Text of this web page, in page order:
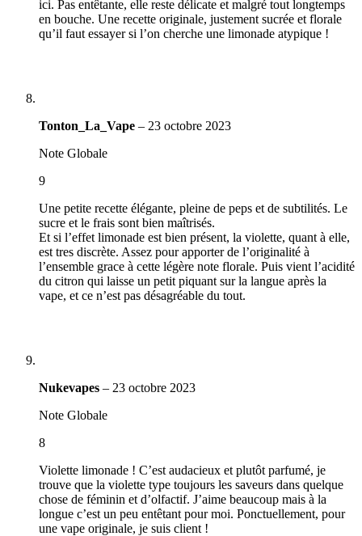
ici. Pas entêtante, elle reste délicate et malgré tout longtemps
en bouche. Une recette originale, justement sucrée et florale
qu’il faut essayer si l’on cherche une limonade atypique !
Tonton_La_Vape – 23 octobre 2023
Note Globale
9
Une petite recette élégante, pleine de peps et de subtilités. Le
sucre et le frais sont bien maîtrisés.
Et si l’effet limonade est bien présent, la violette, quant à elle,
est tres discrète. Assez pour apporter de l’originalité à
l’ensemble grace à cette légère note florale. Puis vient l’acidité
du citron qui laisse un petit piquant sur la langue après la
vape, et ce n’est pas désagréable du tout.
Nukevapes – 23 octobre 2023
Note Globale
8
Violette limonade ! C’est audacieux et plutôt parfumé, je
trouve que la violette type toujours les saveurs dans quelque
chose de féminin et d’olfactif. J’aime beaucoup mais à la
longue c’est un peu entêtant pour moi. Ponctuellement, pour
une vape originale, je suis client !